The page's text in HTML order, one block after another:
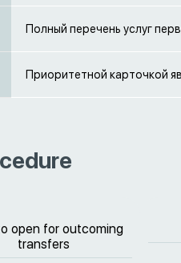
Полный перечень услуг
Приоритетной карточкой
open for outcoming
transfers